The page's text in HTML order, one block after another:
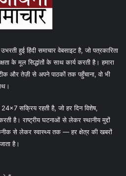
हुई हिंदी समाचार वेबसाइट है, जो पत्रकारिता
के मूल सिद्धांतों के साथ कार्य करती है। हमारा
और तेज़ी से अपने पाठकों तक पहुँचाना, वो भी
24×7 सक्रिय रहती है, जो हर दिन विशेष,
है। राष्ट्रीय घटनाओं से लेकर स्थानीय मुद्दों
से लेकर स्वास्थ्य तक — हर क्षेत्र की खबरों
है।